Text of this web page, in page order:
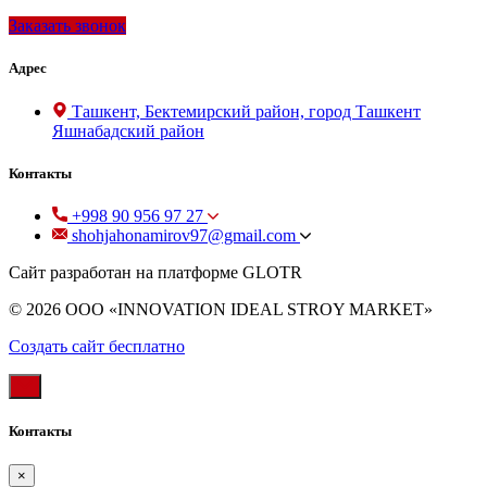
Заказать звонок
Адрес
Ташкент, Бектемирский район, город Ташкент
Яшнабадский район
Контакты
+998 90 956 97 27
shohjahonamirov97@gmail.com
Сайт разработан на платформе GLOTR
© 2026 OOO «INNOVATION IDEAL STROY MARKET»
Создать cайт бесплатно
Контакты
×